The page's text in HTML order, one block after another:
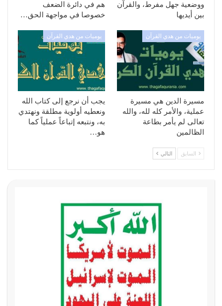
ووضعية جهل مفرط، والقرآن
بين أيديها
هم في دائرة الضعف
خصوصا في مواجهة الحق…
يوميات من هدي القرآن
مسيرة الدين هي مسيرة
عملية، والأمر كله لله، والله
تعالى لم يأمر بطاعة
الظالمين
يوميات من هدي القرآن
يجب أن نرجع إلى كتاب الله
ونعطيه أولوية مطلقة ونهتدي
به، ونتبعه إتباعاً عملياً كما
هو…
السابق التالي